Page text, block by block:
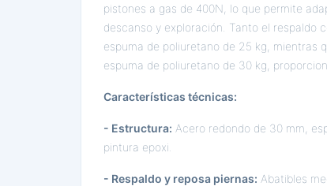
pistones a gas de 400N, lo que permite
descanso y exploración. Tanto el respaldo
espuma de poliuretano de 25 kg, mientras
espuma de poliuretano de 30 kg,
Características técnicas:
- Estructura: Acero redondo de 30 mm,
pintura epoxi.
- Respaldo y reposa piernas: Abatibles